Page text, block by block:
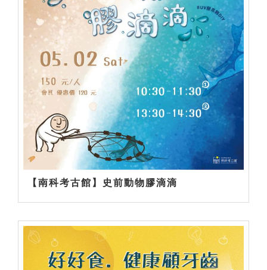
【南科考古館】史前動物膠滴滴